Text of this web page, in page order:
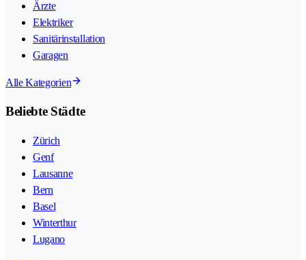
Ärzte
Elektriker
Sanitärinstallation
Garagen
Alle Kategorien
Beliebte Städte
Zürich
Genf
Lausanne
Bern
Basel
Winterthur
Lugano